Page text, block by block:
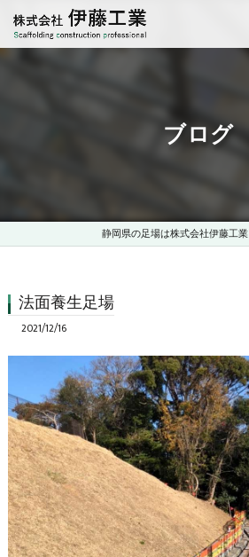
ブログ
静岡県の足場は株式会社伊藤工業
法面養生足場
2021/12/16